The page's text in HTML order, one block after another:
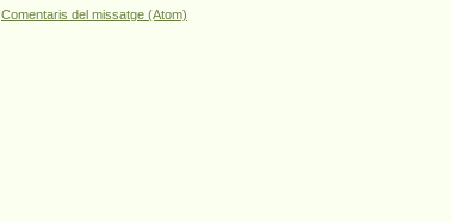
Comentaris del missatge (Atom)